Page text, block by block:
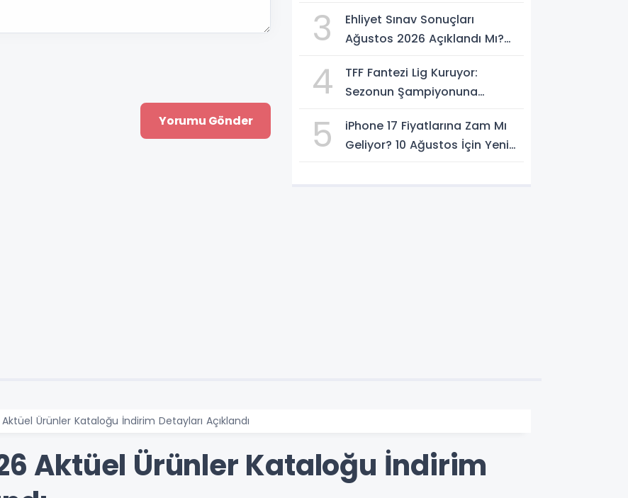
3
Ehliyet Sınav Sonuçları
Ağustos 2026 Açıklandı Mı?
Sorgulanır?
4
TFF Fantezi Lig Kuruyor:
Sezonun Şampiyonuna
5
iPhone 17 Fiyatlarına Zam Mı
Geliyor? 10 Ağustos İçin Yeni
Ürünler Kataloğu İndirim Detayları Açıklandı
Aktüel Ürünler Kataloğu İndirim